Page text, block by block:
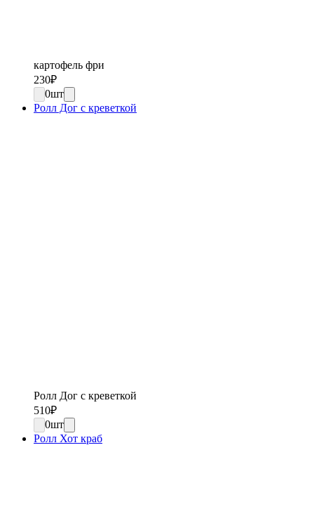
картофель фри
230₽
0шт
Ролл Дог с креветкой
Ролл Дог с креветкой
510₽
0шт
Ролл Хот краб